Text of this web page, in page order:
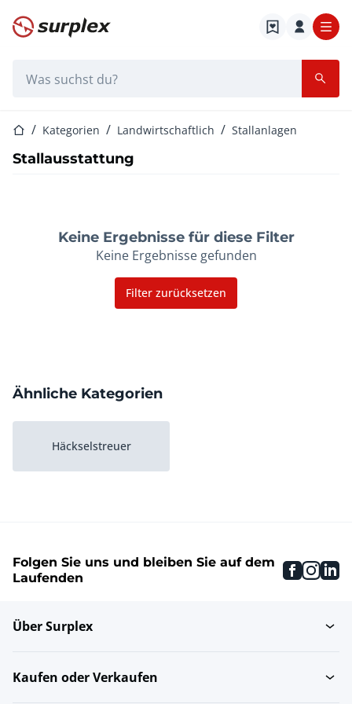
Startseite
StartseiteKategorien Landwirtschaftlich Stallanlagen
Stallausstattung
Keine Ergebnisse für diese Filter
Keine Ergebnisse gefunden
Filter zurücksetzen
Ähnliche Kategorien
Häckselstreuer
Folgen Sie uns und bleiben Sie auf dem
Laufenden
Über Surplex
Kaufen oder Verkaufen